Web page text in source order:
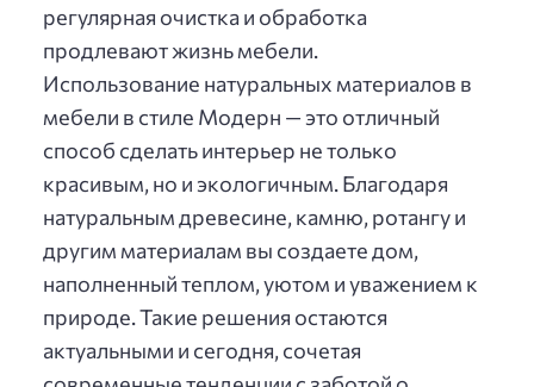
регулярная очистка и обработка
продлевают жизнь мебели.
Использование натуральных материалов в
мебели в стиле Модерн — это отличный
способ сделать интерьер не только
красивым, но и экологичным. Благодаря
натуральным древесине, камню, ротангу и
другим материалам вы создаете дом,
наполненный теплом, уютом и уважением к
природе. Такие решения остаются
актуальными и сегодня, сочетая